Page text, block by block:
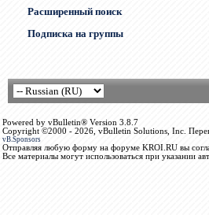
Расширенный поиск
Подписка на группы
Powered by vBulletin® Version 3.8.7
Copyright ©2000 - 2026, vBulletin Solutions, Inc.
vB.Sponsors
Отправляя любую форму на форуме KROI.RU вы
Все материалы могут использоваться при указании